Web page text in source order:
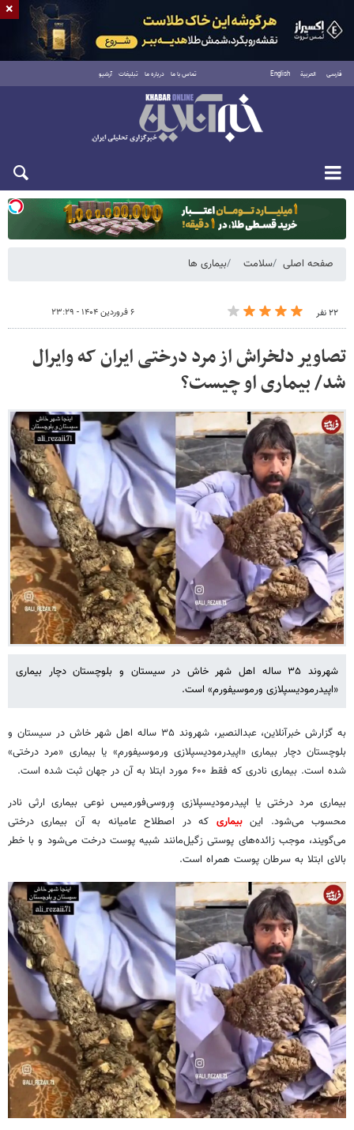
فارسی العربية English تماس با ما درباره ما تبلیغات آرشیو
دوشنبه ۱۹ مرداد ۱۴۰۵
صفحه اصلی سلامت بیماری ها
۲۲ نفر ۶ فروردین ۱۴۰۴ - ۲۳:۲۹
تصاویر دلخراش از مرد درختی ایران که وایرال
شد/ بیماری او چیست؟
شهروند ۳۵ ساله اهل شهر خاش در سیستان و بلوچستان دچار بیماری
«اپیدرمودیسپلازی ورموسیفورم» است.
به گزارش خبرآنلاین،‌ عبدالنصیر، شهروند ۳۵ ساله اهل شهر خاش در سیستان و
بلوچستان دچار بیماری «اپیدرمودیسپلازی ورموسیفورم» یا بیماری «مرد درختی»
شده است. بیماری نادری که فقط ۶۰۰ مورد ابتلا به آن در جهان ثبت شده است.
بیماری مرد درختی یا اپیدرمودیسپلازی وِروسی‌فورمیس نوعی بیماری ارثی نادر
محسوب می‌شود. اینبیماری که در اصطلاح عامیانه به آن بیماری درختی
می‌گویند، موجب زائده‌های پوستی زگیل‌مانند شبیه پوست درخت می‌شود و با خطر
بالای ابتلا به سرطان پوست همراه است.
×